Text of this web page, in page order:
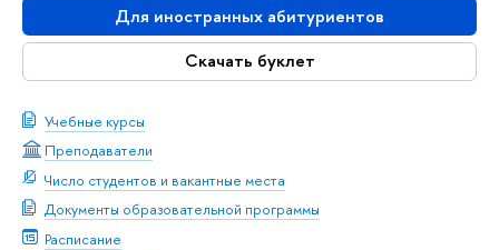
Для иностранных абитуриентов
Скачать буклет
Учебные курсы
Преподаватели
Число студентов и вакантные места
Документы образовательной программы
Расписание